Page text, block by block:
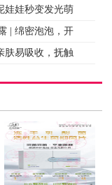
娃娃秒变发光萌
| 绵密泡泡，开
肤易吸收，抚触